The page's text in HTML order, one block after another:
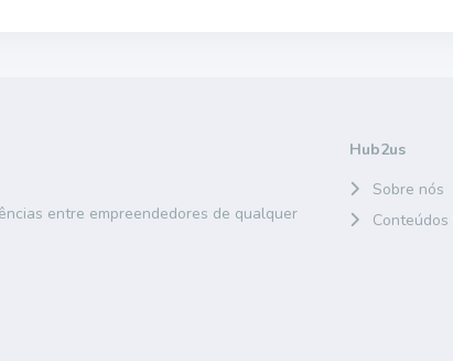
entre empreendedores de qualquer
Hub2us
Sobre nós
Conteúdos